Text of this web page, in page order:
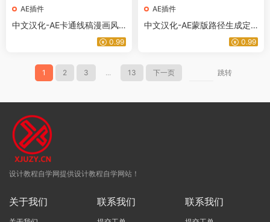
AE插件
中文汉化-AE卡通线稿漫画风
格化特效插件 XDoG Studio V
0.99
AE插件
中文汉化-AE蒙版路径生成定
向拖尾发光光效插件 PathSme
ar v1.0 Win/Mac + 使用教程
0.99
1 2 3 ... 13 下一页 跳转
设计教程自学网提供设计教程自学网站！
关于我们 联系我们 联系我们